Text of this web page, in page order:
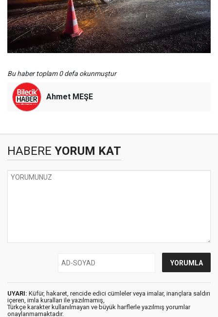
Bu haber toplam 0 defa okunmuştur
Ahmet MEŞE
HABERE YORUM KAT
UYARI: Küfür, hakaret, rencide edici cümleler veya imalar, inançlara saldırı
içeren, imla kuralları ile yazılmamış,
Türkçe karakter kullanılmayan ve büyük harflerle yazılmış yorumlar
onaylanmamaktadır.